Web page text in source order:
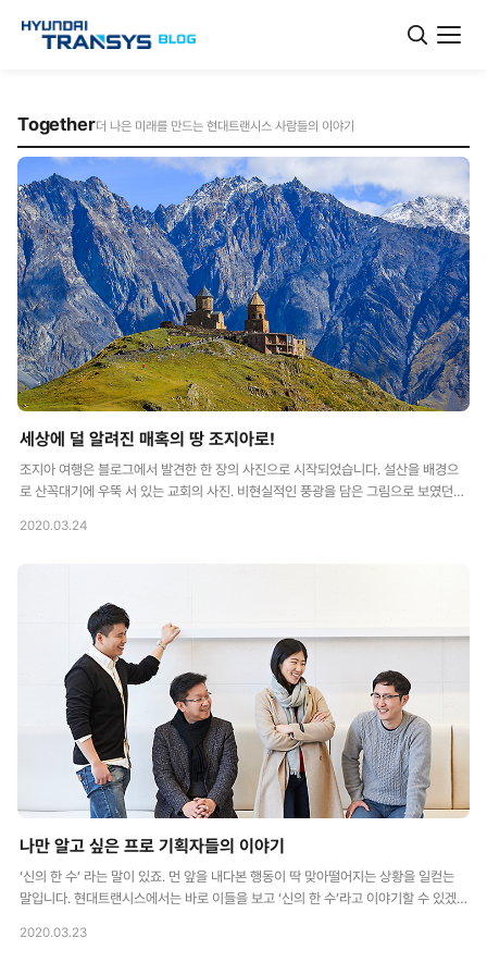
Together더 나은 미래를 만드는 현대트랜시스 사람들의 이야기
세상에 덜 알려진 매혹의 땅 조지아로!
조지아 여행은 블로그에서 발견한 한 장의 사진으로 시작되었습니다. 설산을 배경으
로 산꼭대기에 우뚝 서 있는 교회의 사진. 비현실적인 풍광을 담은 그림으로 보였던
시작된 여행 조지아에 왜 가느냐고 꼬치꼬치 묻는 사람들에게 근사한 이유를 대답할
교적 순조롭게 준비가 진행되었고, 저의 생일인 6월 27일로 조지아로 떠나는 날짜를
맞추었습니다. 그렇게 가게 된 조지아는 한 달 이상 머물렀을 정도로 매력이 넘쳤어
요. 조지아는 직항이 없기 때문에 이스탄불에서 비행기..
2020.03.24
나만 알고 싶은 프로 기획자들의 이야기
‘신의 한 수’ 라는 말이 있죠. 먼 앞을 내다본 행동이 딱 맞아떨어지는 상황을 일컫는
말입니다. 현대트랜시스에서는 바로 이들을 보고 ‘신의 한 수’라고 이야기할 수 있겠
는 팀! 바로 현대트랜시스의 ‘기획실’입니다. 기획실을 이끌어가는 구성원들이 모여
2020.03.23